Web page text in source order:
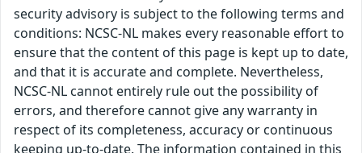
security advisory is subject to the following terms and
conditions: NCSC-NL makes every reasonable effort to
ensure that the content of this page is kept up to date,
and that it is accurate and complete. Nevertheless,
NCSC-NL cannot entirely rule out the possibility of
errors, and therefore cannot give any warranty in
respect of its completeness, accuracy or continuous
keeping up-to-date. The information contained in this